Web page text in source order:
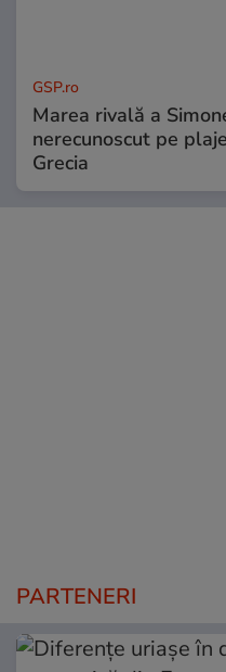
GSP.ro
Marea rivală a
nerecunoscut pe
Grecia
PARTENERI